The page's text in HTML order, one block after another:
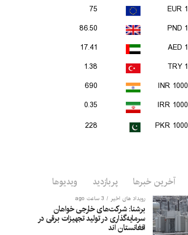
1 EUR
75
1 PND
86.50
1 AED
17.41
1 TRY
1.38
1000 INR
690
1000 IRR
0.35
1000 PKR
228
آخرین خبرها پربازدید ویدیوها
رویداد های اخیر 3 ساعت ago
برشنا: شرکت‌های خارجی خواهان
سرمایه‌گذاری در تولید تجهیزات برقی در
افغانستان‌ اند